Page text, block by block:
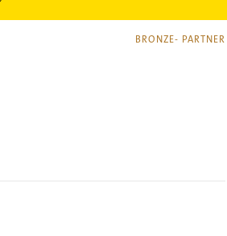
BRONZE- PARTNER